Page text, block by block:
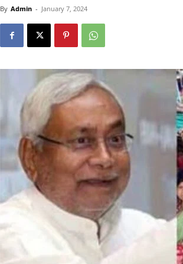
By Admin - January 7, 2024